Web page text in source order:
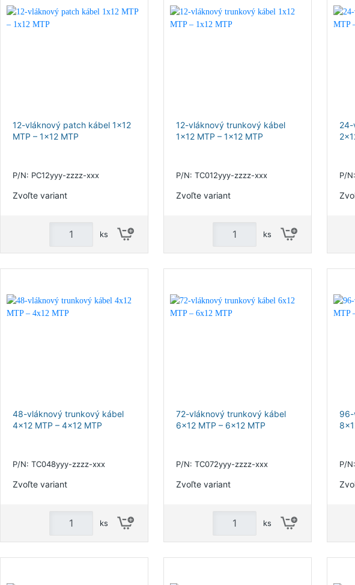
12-vláknový patch kábel 1x12
MTP – 1x12 MTP
P/N: PC12yyy-zzzz-xxx
Zvoľte variant
ks
12-vláknový trunkový kábel
1x12 MTP – 1x12 MTP
P/N: TC012yyy-zzzz-xxx
Zvoľte variant
ks
24-
P/
48-vláknový trunkový kábel
4x12 MTP – 4x12 MTP
P/N: TC048yyy-zzzz-xxx
Zvoľte variant
ks
72-vláknový trunkový kábel
6x12 MTP – 6x12 MTP
P/N: TC072yyy-zzzz-xxx
Zvoľte variant
ks
96-
P/